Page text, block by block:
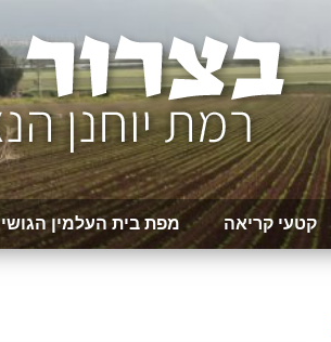
קטעי קריאה מפת בית העלמין הגושי